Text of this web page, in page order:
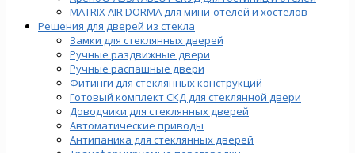
MATRIX AIR DORMA для мини-отелей и хостелов
Решения для дверей из стекла
Замки для стеклянных дверей
Ручные раздвижные двери
Ручные распашные двери
Фитинги для стеклянных конструкций
Готовый комплект СКД для стеклянной двери
Доводчики для стеклянных дверей
Автоматические приводы
Антипаника для стеклянных дверей